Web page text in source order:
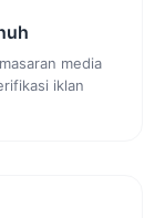
media
iklan